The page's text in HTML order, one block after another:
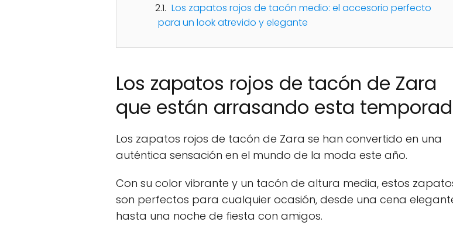
Los zapatos rojos de tacón medio: el accesorio perfecto
para un look atrevido y elegante
Los zapatos rojos de tacón de Zara
que están arrasando esta
Los zapatos rojos de tacón de Zara se han convertido en una
auténtica sensación en el mundo de la moda este año.
Con su color vibrante y un tacón de altura media, estos
son perfectos para cualquier ocasión, desde una cena
hasta una noche de fiesta con amigos.